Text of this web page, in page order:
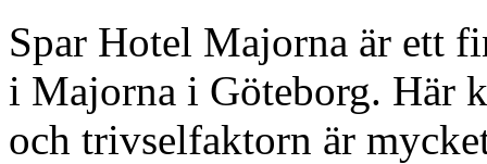
Spar Hotel Majorna är ett
i Majorna i Göteborg. Här
och trivselfaktorn är